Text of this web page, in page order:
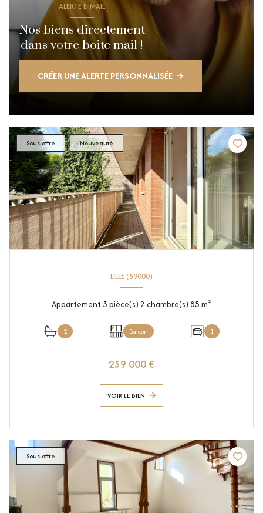
ALERTE E-MAIL
Nos biens directement
dans votre boite mail !
CRÉER UNE ALERTE PERSONNALISÉE
Sous-offre Nouveauté
LILLE (59000)
Appartement 3 pièce(s) 2 chambre(s) 85 m²
2 Balcon 1
259 000 €
VOIR LE BIEN
Sous-offre